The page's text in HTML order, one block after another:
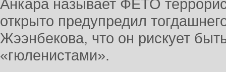
Анкара называет ФЕТО
открыто предупредил
Жээнбекова, что он рискует
«гюленистами».